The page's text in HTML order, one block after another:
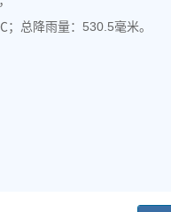
总降雨量：530.5毫米。